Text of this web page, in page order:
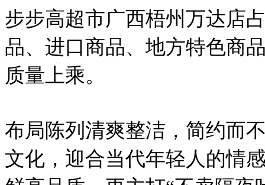
步步高超市广西梧州万达店
品、进口商品、地方特色商
质量上乘。
布局陈列清爽整洁，简约而
文化，迎合当代年轻人的情